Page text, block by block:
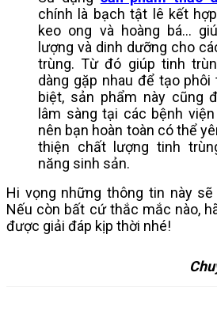
chính là bạch tật lê kết
keo ong và hoàng bá…
lượng và dinh dưỡng cho
trùng. Từ đó giúp tinh
dàng gặp nhau để tạo
biệt, sản phẩm này cũng
lâm sàng tại các bệnh
nên bạn hoàn toàn có thể
thiện chất lượng tinh
năng sinh sản.
Hi vọng những thông tin này
Nếu còn bất cứ thắc mắc nào,
được giải đáp kịp thời nhé!